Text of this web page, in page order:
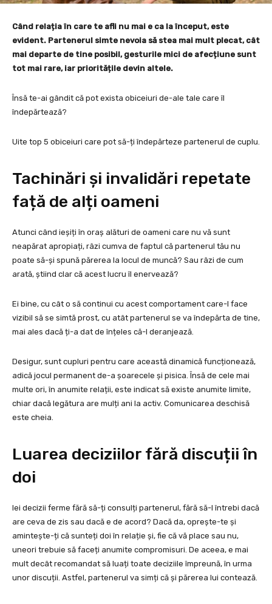
Când relația în care te afli nu mai e ca la început, este
evident. Partenerul simte nevoia să stea mai mult plecat, cât
mai departe de tine posibil, gesturile mici de afecțiune sunt
tot mai rare, iar prioritățile devin altele.
Însă te-ai gândit că pot exista obiceiuri de-ale tale care îl
îndepărtează?
Uite top 5 obiceiuri care pot să-ți îndepărteze partenerul de cuplu.
Tachinări și invalidări repetate
față de alți oameni
Atunci când ieșiți în oraș alături de oameni care nu vă sunt
neapărat apropiați, râzi cumva de faptul că partenerul tău nu
poate să-și spună părerea la locul de muncă? Sau râzi de cum
arată, știind clar că acest lucru îl enervează?
Ei bine, cu cât o să continui cu acest comportament care-l face
vizibil să se simtă prost, cu atât partenerul se va îndepărta de tine,
mai ales dacă ți-a dat de înțeles că-l deranjează.
Desigur, sunt cupluri pentru care această dinamică funcționează,
adică jocul permanent de-a șoarecele și pisica. Însă de cele mai
multe ori, în anumite relații, este indicat să existe anumite limite,
chiar dacă legătura are mulți ani la activ. Comunicarea deschisă
este cheia.
Luarea deciziilor fără discuții în
doi
Iei decizii ferme fără să-ți consulți partenerul, fără să-l întrebi dacă
are ceva de zis sau dacă e de acord? Dacă da, oprește-te și
amintește-ți că sunteți doi în relație și, fie că vă place sau nu,
uneori trebuie să faceți anumite compromisuri. De aceea, e mai
mult decât recomandat să luați toate deciziile împreună, în urma
unor discuții. Astfel, partenerul va simți că și părerea lui contează.